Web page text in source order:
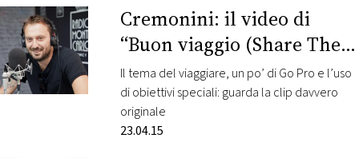
Cremonini: il video di
“Buon viaggio (Share The
Love)”
Il tema del viaggiare, un po’ di Go Pro e l’uso
di obiettivi speciali: guarda la clip davvero
originale
23.04.15